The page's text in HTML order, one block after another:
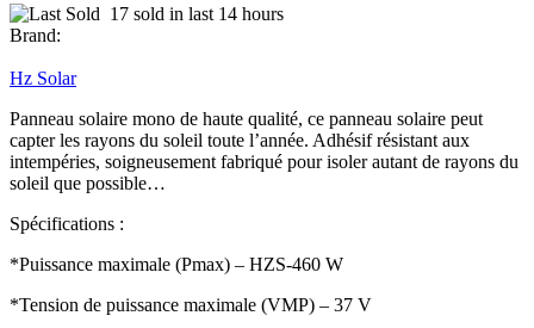
17 sold in last 14 hours
Brand:
Hz Solar
Panneau solaire mono de haute qualité, ce panneau solaire peut
capter les rayons du soleil toute l’année. Adhésif résistant aux
intempéries, soigneusement fabriqué pour isoler autant de rayons du
soleil que possible…
Spécifications :
*Puissance maximale (Pmax) – HZS-460 W
*Tension de puissance maximale (VMP) – 37 V